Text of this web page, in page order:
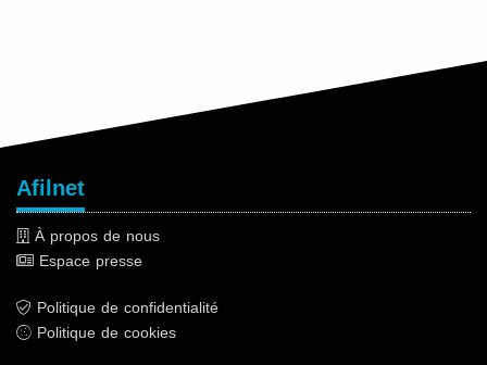
Afilnet
À propos de nous
Espace presse
Politique de confidentialité
Politique de cookies